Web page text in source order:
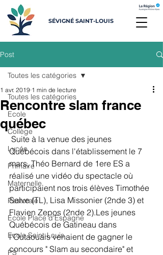
SÉVIGNÉ SAINT-LOUIS
Post
Toutes les catégories
Ecole
Collège
Lycée
Primaire
Maternelle
Pastorale
Ecole Place d'Espagne
Ecole Saint-Louis
PS
Toutes les catégories
Rencontre slam france
québec
1 avr. 2019 1 min de lecture
Québécois dans l'établissement le 7
mars, Théo Bernard de 1ere ES a
réalisé une vidéo du spectacle où
participaient nos trois élèves Timothée
Selve (TL), Lisa Missonier (2nde 3) et
Flavien Zepos (2nde 2).Les jeunes
Québécois de Gatineau dans
l'Outaouais venaient de gagner le
concours " Slam au secondaire" et